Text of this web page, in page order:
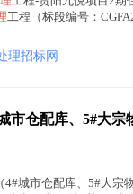
工程（标段编号：
理招标网
市仓配库、5#大宗
城市仓配库、5#大宗